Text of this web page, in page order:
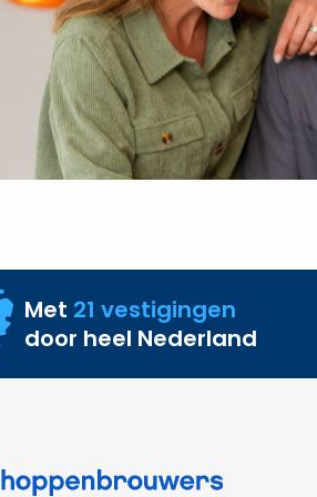
Met 21 vestigingen
door heel Nederland